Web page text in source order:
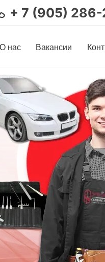
+ 7 (905)
О нас Вакансии